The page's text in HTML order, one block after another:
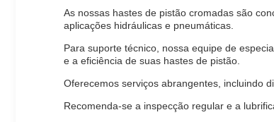
As nossas hastes de pistão cromadas são
aplicações hidráulicas e pneumáticas.
Para suporte técnico, nossa equipe de
e a eficiência de suas hastes de pistão.
Oferecemos serviços abrangentes, incluindo
Recomenda-se a inspecção regular e a